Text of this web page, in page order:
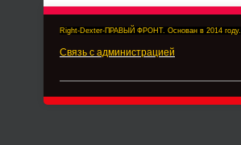
Right-Dexter-ПРАВЫЙ ФРОНТ. Основан в 2014 году.
Связь с администрацией